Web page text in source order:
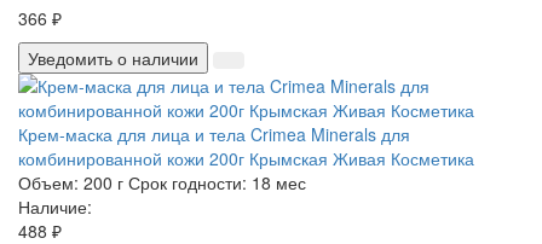
366 ₽
Уведомить о наличии
Крем-маска для лица и тела Crimea Minerals для
комбинированной кожи 200г Крымская Живая Косметика
Объем: 200 г Срок годности: 18 мес
Наличие:
488 ₽